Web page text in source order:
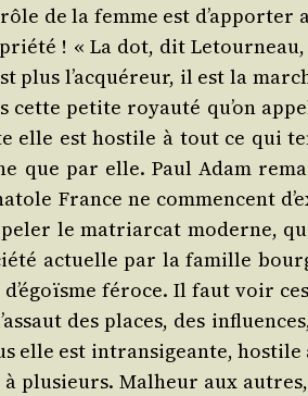
de la femme est
! « La dot, dit Letour­neau,
plus l’acquéreur, il est la
cette petite royau­té qu’on
elle est hos­tile à tout ce qui
que par elle. Paul Adam
France ne com­mencent
le matriar­cat moderne,
actuelle par la famille
féroce. Il faut voir
des places, des
elle est intran­si­geante, hos­tile
plu­sieurs. Mal­heur aux